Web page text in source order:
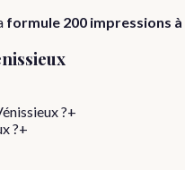
formule 200 impressions à
?+
?+